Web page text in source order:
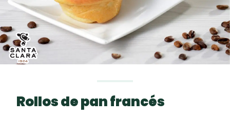
Galletas con
Chispas de
Chocolate
30 min
Todas las
recetas
Rollos de pan francés